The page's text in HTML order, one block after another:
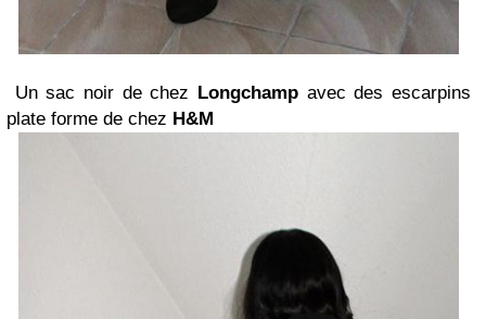
Un sac noir de chez Longchamp avec des escarpins
plate forme de chez H&M